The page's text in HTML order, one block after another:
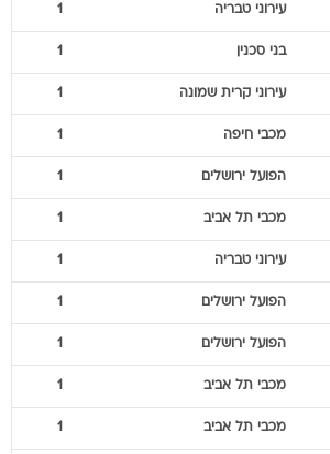
עירוני טבריה 1
בני סכנין 1
עירוני קרית שמונה 1
מכבי חיפה 1
הפועל ירושלים 1
מכבי תל אביב 1
עירוני טבריה 1
הפועל ירושלים 1
הפועל ירושלים 1
מכבי תל אביב 1
מכבי תל אביב 1